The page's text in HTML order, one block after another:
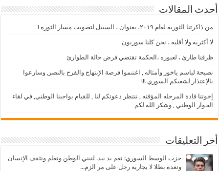
أحدث المقالات
من ذاكرتنا الثوريه لعام ٢٠١٩، بعنوان ، السبيل لتصويب مسار الثوره !
لا أكثريه ولا أقليه ، نحن كلنا سوريون
ظرفنا طارئ ، لعبوره ،الحكمة تقتضي فرض حالة الطوارئ
نصيحة لباسم ياخور وأمثاله , اغتنموا فرصة الإبتهاج والفرح بالنصر, وسارعوا
بالإعتذار لشعبكم السوري !!!
إخوتنا قادة المرحله المؤقته , ننتظر دعوتكم لنا , للقيام بواجبنا الوطني, في لقاء
الحوار الوطني , وشكر الله لكم
أخر التعليقات
حزب الوسط السوري: نعم يد بيد. لنبني الوطن ونعلم ونثقف الإنسان
ونعده بطلا لا يجاريه رجل على مر الزم...